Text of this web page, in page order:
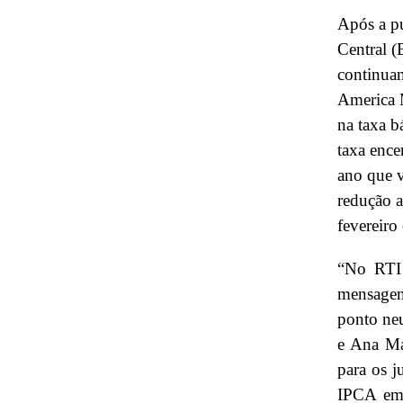
Após a
Central
America
na taxa
taxa
ano que
redução
fevereiro
“No
ponto
e Ana
para os
IPCA